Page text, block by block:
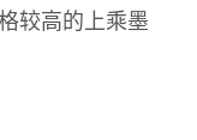
较高的上乘墨